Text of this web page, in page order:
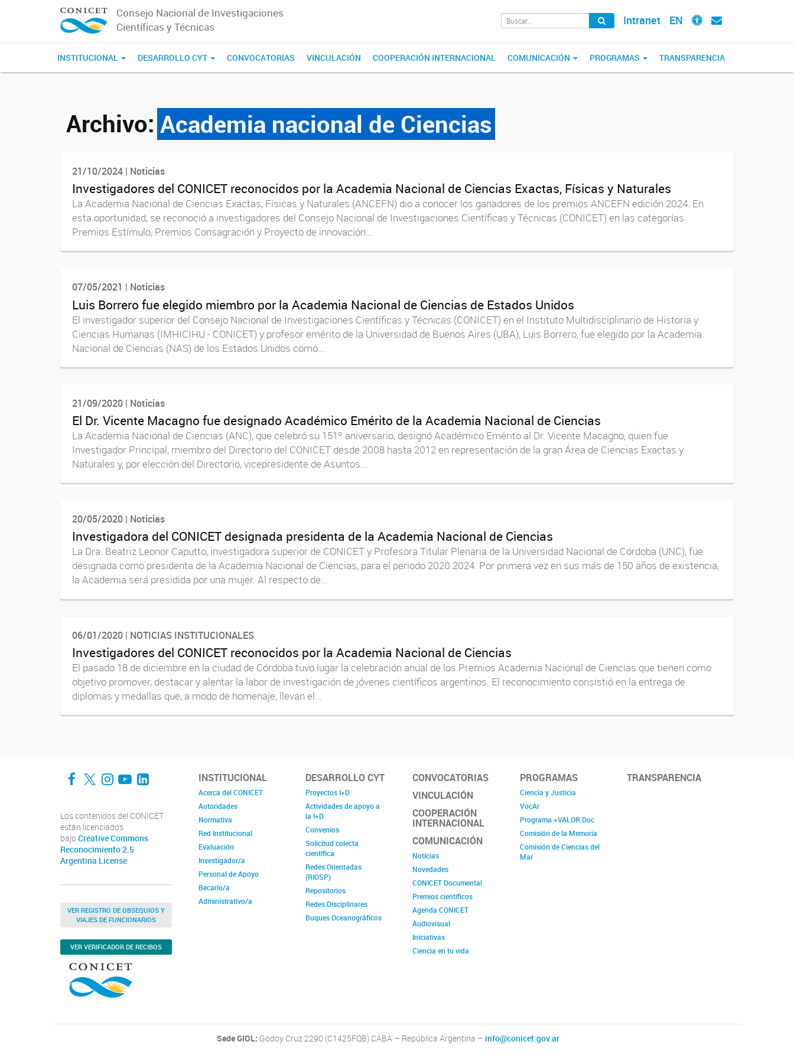
Consejo Nacional de Investigaciones
Científicas y Técnicas
Intranet EN
INSTITUCIONAL DESARROLLO CYT CONVOCATORIAS VINCULACIÓN COOPERACIÓN INTERNACIONAL COMUNICACIÓN PROGRAMAS TRANSPARENCIA
Archivo: Academia nacional de Ciencias
21/10/2024 | Noticias
Investigadores del CONICET reconocidos por la Academia Nacional de Ciencias Exactas, Físicas y Naturales
La Academia Nacional de Ciencias Exactas, Físicas y Naturales (ANCEFN) dio a conocer los ganadores de los premios ANCEFN edición 2024. En
esta oportunidad, se reconoció a investigadores del Consejo Nacional de Investigaciones Científicas y Técnicas (CONICET) en las categorías
Premios Estímulo, Premios Consagración y Proyecto de innovación...
07/05/2021 | Noticias
Luis Borrero fue elegido miembro por la Academia Nacional de Ciencias de Estados Unidos
El investigador superior del Consejo Nacional de Investigaciones Científicas y Técnicas (CONICET) en el Instituto Multidisciplinario de Historia y
Ciencias Humanas (IMHICIHU - CONICET) y profesor emérito de la Universidad de Buenos Aires (UBA), Luis Borrero, fue elegido por la Academia
Nacional de Ciencias (NAS) de los Estados Unidos como...
21/09/2020 | Noticias
El Dr. Vicente Macagno fue designado Académico Emérito de la Academia Nacional de Ciencias
La Academia Nacional de Ciencias (ANC), que celebró su 151º aniversario, designó Académico Emérito al Dr. Vicente Macagno, quien fue
Investigador Principal, miembro del Directorio del CONICET desde 2008 hasta 2012 en representación de la gran Área de Ciencias Exactas y
Naturales y, por elección del Directorio, vicepresidente de Asuntos...
20/05/2020 | Noticias
Investigadora del CONICET designada presidenta de la Academia Nacional de Ciencias
La Dra. Beatriz Leonor Caputto, investigadora superior de CONICET y Profesora Titular Plenaria de la Universidad Nacional de Córdoba (UNC), fue
designada como presidenta de la Academia Nacional de Ciencias, para el periodo 2020.2024. Por primera vez en sus más de 150 años de existencia,
la Academia será presidida por una mujer. Al respecto de...
06/01/2020 | NOTICIAS INSTITUCIONALES
Investigadores del CONICET reconocidos por la Academia Nacional de Ciencias
El pasado 18 de diciembre en la ciudad de Córdoba tuvo lugar la celebración anual de los Premios Academia Nacional de Ciencias que tienen como
objetivo promover, destacar y alentar la labor de investigación de jóvenes científicos argentinos. El reconocimiento consistió en la entrega de
diplomas y medallas que, a modo de homenaje, llevan el...
Facebook
Twitter
Instagram
YouTube
LinkedIn
Los contenidos del CONICET
están licenciados
bajo Creative Commons
Reconocimiento 2.5
Argentina License
VER REGISTRO DE OBSEQUIOS Y
VIAJES DE FUNCIONARIOS
VER VERIFICADOR DE RECIBOS
INSTITUCIONAL
Acerca del CONICET
Autoridades
Normativa
Red Institucional
Evaluación
Investigador/a
Personal de Apoyo
Becario/a
Administrativo/a
DESARROLLO CYT
Proyectos I+D
Actividades de apoyo a
la I+D
Convenios
Solicitud colecta
científica
Redes Orientadas
(RIOSP)
Repositorios
Redes Disciplinares
Buques Oceanográficos
CONVOCATORIAS
VINCULACIÓN
COOPERACIÓN
INTERNACIONAL
COMUNICACIÓN
Noticias
Novedades
CONICET Documental
Premios científicos
Agenda CONICET
Audiovisual
Iniciativas
Ciencia en tu vida
PROGRAMAS
Ciencia y Justicia
VocAr
Programa +VALOR.Doc
Comisión de la Memoria
Comisión de Ciencias del
Mar
TRANSPARENCIA
Sede GIOL: Godoy Cruz 2290 (C1425FQB) CABA – República Argentina – info@conicet.gov.ar